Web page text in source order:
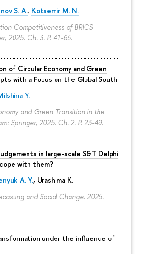
S. A., Kotsemir M. N.
Competitiveness of BRICS
2025. Ch. 3. P. 41-65.
of Circular Economy and Green
with a Focus on the Global South
Y.
and Green Transition in the
Springer, 2025. Ch. 2. P. 23-49.
in large-scale S&T Delphi
with them?
A. Y., Urashima K.
and Social Change. 2025.
under the influence of